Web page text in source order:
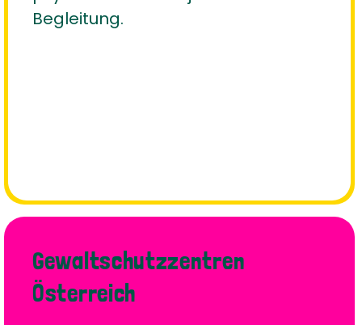
Begleitung.
Gewaltschutzzentren
Österreich